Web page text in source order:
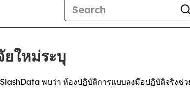
ยใหม่ระบุ
พบว่า ห้องปฏิบัติการแบบลงมือปฏิบัติจริงช่